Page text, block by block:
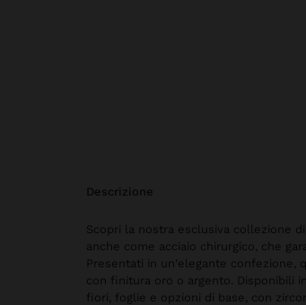
descrizione
Scopri la nostra esclusiva collezione
anche come acciaio chirurgico, che
Presentati in un'elegante confezione,
con finitura oro o argento. Disponibili
fiori, foglie e opzioni di base, con